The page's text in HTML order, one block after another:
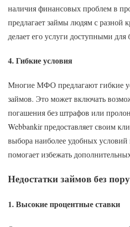
наличия финансовых проблем в
предлагает займы людям с разной
делает его услуги доступными
4. Гибкие условия
Многие МФО предлагают гибкие
займов. Это может включать
погашения без штрафов или
Webbankir предоставляет своим
выбора наиболее удобных
помогает избежать
Недостатки займов без
1. Высокие процентные ставки